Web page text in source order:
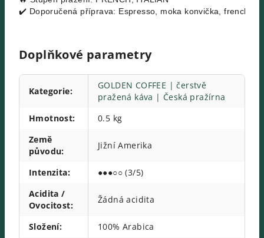
✔️ Doporučená příprava: Espresso, moka konvička, french
Doplňkové parametry
Kategorie:
GOLDEN COFFEE | čerstvě
pražená káva | Česká pražírna
Hmotnost:
0.5 kg
Země
původu:
Jižní Amerika
Intenzita:
●●●○○ (3/5)
Acidita /
Ovocitost:
Žádná acidita
Složení:
100% Arabica